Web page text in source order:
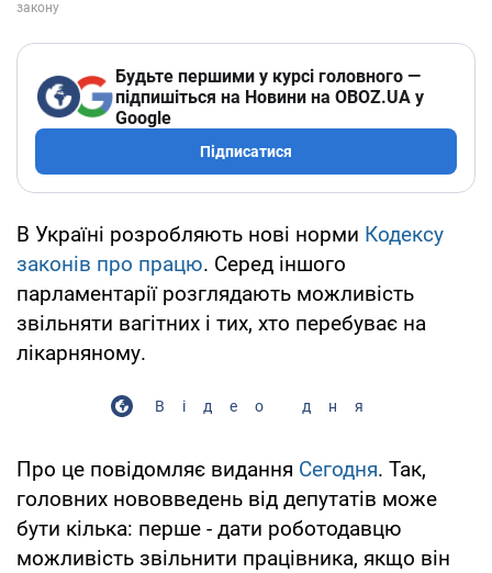
Будьте першими у курсі головного —
підпишіться на Новини на OBOZ.UA у
Google
Підписатися
В Україні розробляють нові норми Кодексу
законів про працю. Серед іншого
парламентарії розглядають можливість
звільняти вагітних і тих, хто перебуває на
лікарняному.
Відео дня
Про це повідомляє видання Сегодня. Так,
головних нововведень від депутатів може
бути кілька: перше - дати роботодавцю
можливість звільнити працівника, якщо він